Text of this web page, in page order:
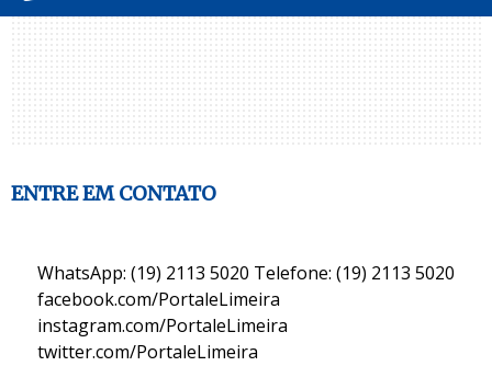
ENTRE EM CONTATO
WhatsApp: (19) 2113 5020 Telefone: (19) 2113 5020
facebook.com/PortaleLimeira
instagram.com/PortaleLimeira
twitter.com/PortaleLimeira